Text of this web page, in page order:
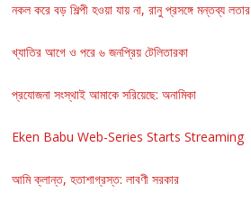
নকল করে বড় শিল্পী হওয়া যায় না, রানু প্রসঙ্গে মন্তব্য লতার
খ্যাতির আগে ও পরে ৬ জনপ্রিয় টেলিতারকা
প্রযোজনা সংস্থাই আমাকে সরিয়েছে: অনামিকা
Eken Babu Web-Series Starts Streaming
আমি ক্লান্ত, হতাশাগ্রস্ত: লাবণী সরকার